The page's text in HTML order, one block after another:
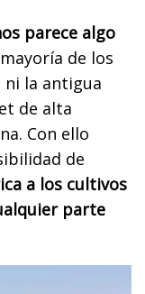
parece algo
de los
ni la antigua
de alta
Con ello
de
a los cultivos
parte